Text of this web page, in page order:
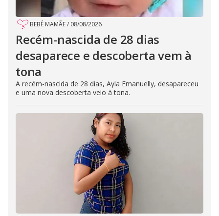
BEBÊ MAMÃE/ 08/08/2026
Recém-nascida de 28 dias
desaparece e descoberta vem à
tona
A recém-nascida de 28 dias, Ayla Emanuelly, desapareceu
e uma nova descoberta veio à tona.